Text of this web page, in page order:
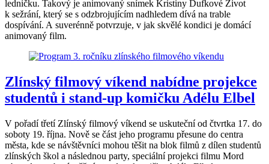
ledničku. Takový je animovaný snímek Kristiny Dufkové Život
k sežrání, který se s odzbrojujícím nadhledem dívá na trable
dospívání. A suverénně potvrzuje, v jak skvělé kondici je domácí
animovaný film.
Zlínský filmový víkend nabídne projekce
studentů i stand-up komičku Adélu Elbel
V pořadí třetí Zlínský filmový víkend se uskuteční od čtvrtka 17. do
soboty 19. října. Nově se část jeho programu přesune do centra
města, kde se návštěvníci mohou těšit na blok filmů z dílen studentů
zlínských škol a následnou party, speciální projekci filmu Mord